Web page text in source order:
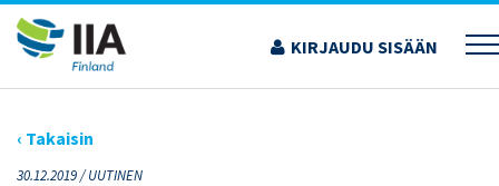
Siirry
sisältöön
KIRJAUDU SISÄÄN
›ARTIKKELIT›NEW POSITION PAPER: INTERNAL AUDITING’S ROLE IN GOVERNING
BODY/EXECUTIVE COMMITTEES
‹ Takaisin
30.12.2019 /UUTINEN